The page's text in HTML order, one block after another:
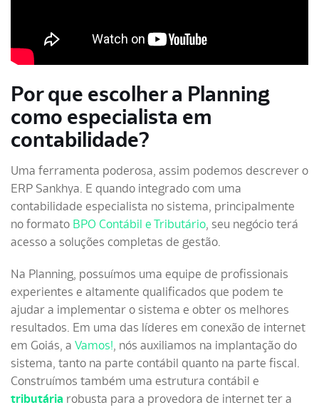
Por que escolher a Planning
como especialista em
contabilidade?
Uma ferramenta poderosa, assim podemos descrever o
ERP Sankhya. E quando integrado com uma
contabilidade especialista no sistema, principalmente
no formato BPO Contábil e Tributário, seu negócio terá
acesso a soluções completas de gestão.
Na Planning, possuímos uma equipe de profissionais
experientes e altamente qualificados que podem te
ajudar a implementar o sistema e obter os melhores
resultados. Em uma das líderes em conexão de internet
em Goiás, a Vamos!, nós auxiliamos na implantação do
sistema, tanto na parte contábil quanto na parte fiscal.
Construímos também uma estrutura contábil e
tributária robusta para a provedora de internet ter a